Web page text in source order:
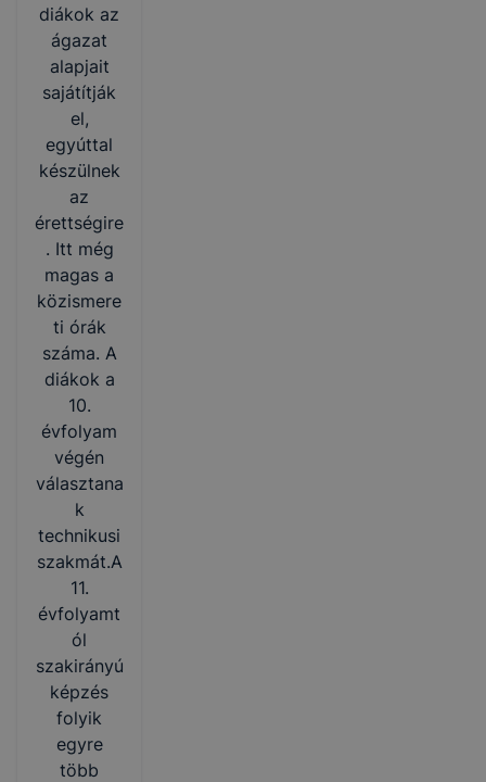
diákok az
ágazat
alapjait
sajátítják
el,
egyúttal
készülnek
az
érettségire
. Itt még
magas a
közismere
ti órák
száma. A
diákok a
10.
évfolyam
végén
választana
k
technikusi
szakmát.A
11.
évfolyamt
ól
szakirányú
képzés
folyik
egyre
több